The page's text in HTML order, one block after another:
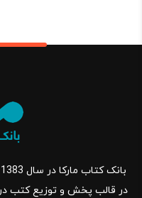
در قالب پخش و توزیع کتب